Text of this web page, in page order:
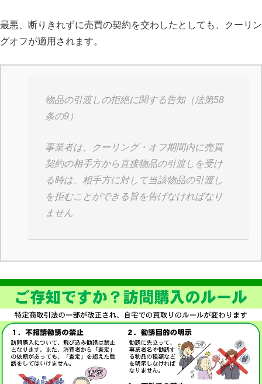
最悪、断りきれずに売買の契約を交わしたとしても、クーリン
グオフが適用されます。
物品の引渡しの拒絶に関する告知（法第58
条の9）
事業者は、クーリング・オフ期間内に売買
契約の相手方から直接物品の引渡しを受け
る時は、相手方に対して当該物品の引渡し
を拒むことができる旨を告げなければなり
ません